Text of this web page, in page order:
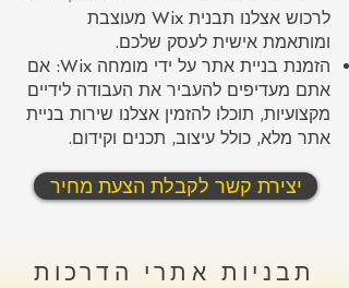
לרכוש אצלנו תבנית Wix מעוצבת
ומותאמת אישית לעסק שלכם.
הזמנת בניית אתר על ידי מומחה Wix: אם
אתם מעדיפים להעביר את העבודה לידיים
מקצועיות, תוכלו להזמין אצלנו שירות בניית
אתר מלא, כולל עיצוב, תכנים וקידום.
יצירת קשר לקבלת הצעת מחיר
תבניות אתרי הדרכות